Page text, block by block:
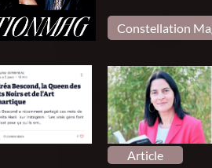
Constellation
Article